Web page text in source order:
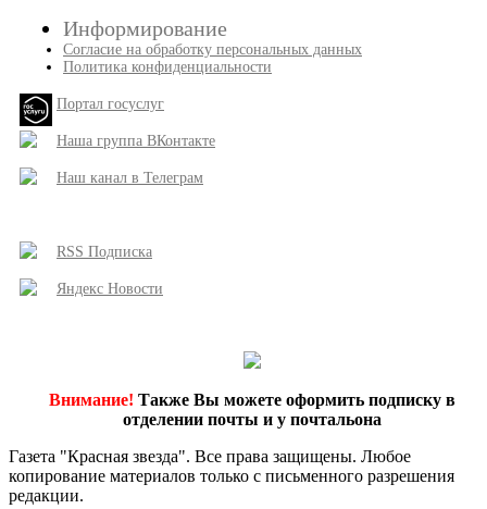
Информирование
Согласие на обработку персональных данных
Политика конфиденциальности
Портал госуслуг
Наша группа ВКонтакте
Наш канал в Телеграм
RSS Подписка
Яндекс Новости
Внимание! Также Вы можете оформить подписку в
отделении почты и у почтальона
Газета "Красная звезда". Все права защищены. Любое
копирование материалов только с письменного разрешения
редакции.